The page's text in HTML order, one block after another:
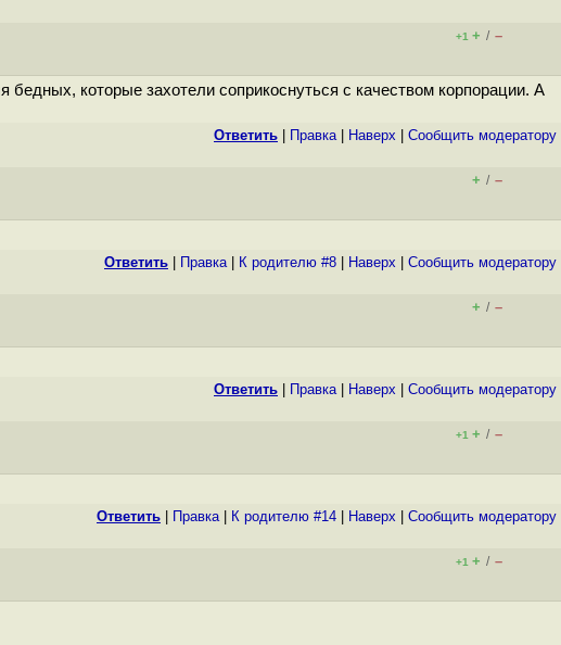
+1 + / –
которые захотели соприкоснуться с качеством корпорации. А
Ответить Правка| Наверх Cообщить модератору
+ / –
Ответить Правка| К родителю #8 Наверх Cообщить модератору
+ / –
Ответить Правка| Наверх Cообщить модератору
+1 + / –
Ответить Правка| К родителю #14 Наверх Cообщить модератору
+1 + / –